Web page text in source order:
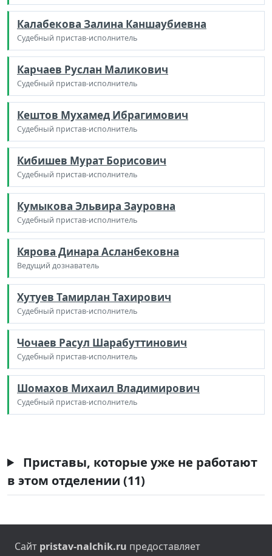
Калабекова Залина Каншаубиевна
Судебный пристав-исполнитель
Карчаев Руслан Маликович
Судебный пристав-исполнитель
Кештов Мухамед Ибрагимович
Судебный пристав-исполнитель
Кибишев Мурат Борисович
Судебный пристав-исполнитель
Кумыкова Эльвира Зауровна
Судебный пристав-исполнитель
Кярова Динара Асланбековна
Ведущий дознаватель
Хутуев Тамирлан Тахирович
Судебный пристав-исполнитель
Чочаев Расул Шарабуттинович
Судебный пристав-исполнитель
Шомахов Михаил Владимирович
Судебный пристав-исполнитель
Приставы, которые уже не работают
в этом отделении (11)
Сайт pristav-nalchik.ru предоставляет